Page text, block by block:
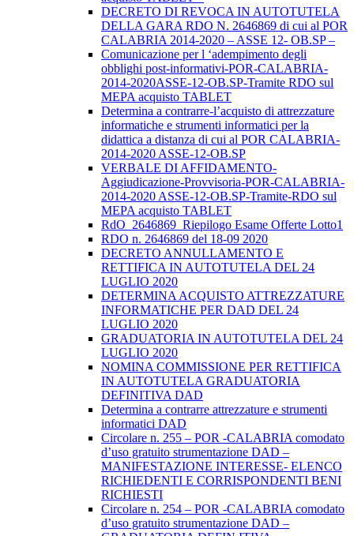
DECRETO DI REVOCA IN AUTOTUTELA
DELLA GARA RDO N. 2646869 di cui al POR
CALABRIA 2014-2020 – ASSE 12- OB.SP –
Comunicazione per l ‘adempimento degli
obblighi post-informativi-POR-CALABRIA-
2014-2020ASSE-12-OB.SP-Tramite RDO sul
MEPA acquisto TABLET
Determina a contrarre-l’acquisto di attrezzature
informatiche e strumenti informatici per la
didattica a distanza di cui al POR CALABRIA-
2014-2020 ASSE-12-OB.SP
VERBALE DI AFFIDAMENTO-
Aggiudicazione-Provvisoria-POR-CALABRIA-
2014-2020 ASSE-12-OB.SP-Tramite-RDO sul
MEPA acquisto TABLET
RdO_2646869_Riepilogo Esame Offerte Lotto1
RDO n. 2646869 del 18-09 2020
DECRETO ANNULLAMENTO E
RETTIFICA IN AUTOTUTELA DEL 24
LUGLIO 2020
DETERMINA ACQUISTO ATTREZZATURE
INFORMATICHE PER DAD DEL 24
LUGLIO 2020
GRADUATORIA IN AUTOTUTELA DEL 24
LUGLIO 2020
NOMINA COMMISSIONE PER RETTIFICA
IN AUTOTUTELA GRADUATORIA
DEFINITIVA DAD
Determina a contrarre attrezzature e strumenti
informatici DAD
Circolare n. 255 – POR -CALABRIA comodato
d’uso gratuito strumentazione DAD –
MANIFESTAZIONE INTERESSE- ELENCO
RICHIEDENTI E CORRISPONDENTI BENI
RICHIESTI
Circolare n. 254 – POR -CALABRIA comodato
d’uso gratuito strumentazione DAD –